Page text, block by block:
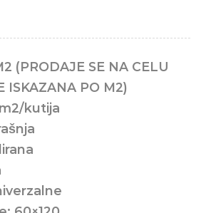
(PRODAJE SE NA CELU
ISKAZANA PO M2)
kutija